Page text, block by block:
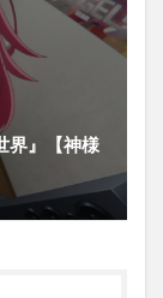
界』【神様